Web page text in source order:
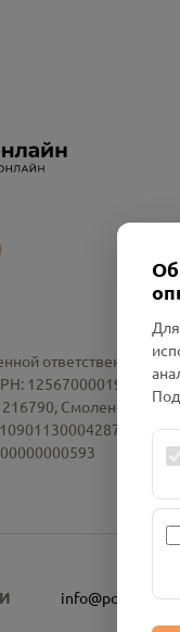
1256700001986
Смоленская
в АО